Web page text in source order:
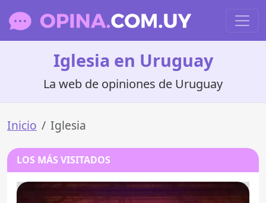
Iglesia en Uruguay
La web de opiniones de Uruguay
Inicio Iglesia
LOS MÁS VISITADOS